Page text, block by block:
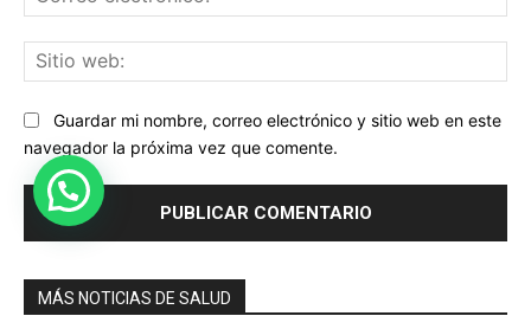
Guardar mi nombre, correo electrónico y sitio web en este
navegador la próxima vez que comente.
MÁS NOTICIAS DE SALUD